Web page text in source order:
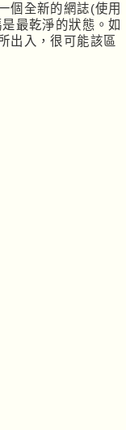
個全新的網誌(使用
最乾淨的狀態。如
出入，很可能該區